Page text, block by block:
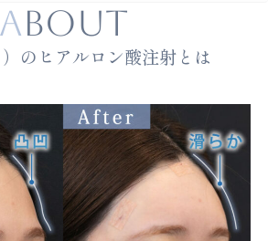
ABOUT
のヒアルロン酸注射とは